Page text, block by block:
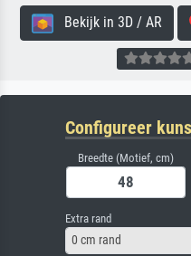
Bekijk in 3D / AR
Configureer
Breedte (Motief, cm)
Extra rand
0 cm rand